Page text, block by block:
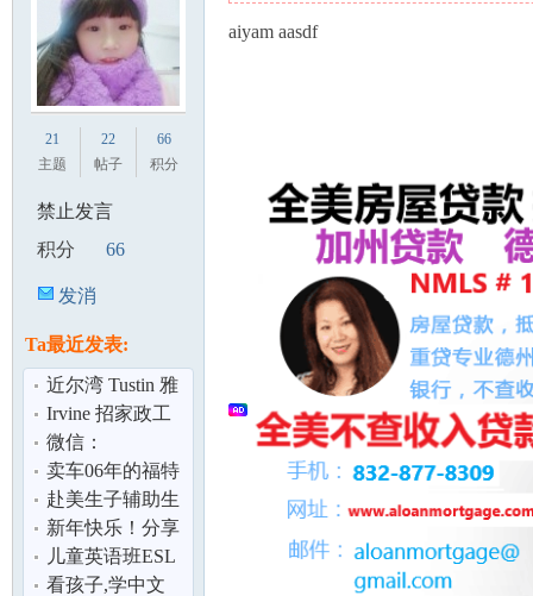
论
21
主题
22
帖子
66
积分
禁止发言
积分
66
发消
Ta最近发表:
近尔湾 Tustin 雅
房出租 包水电网
Irvine 招家政工
微信：
naviusbaby 尔湾
Walnut一站式服
务月
卖车06年的福特
福克斯,银
色,98000迈,卖
4500
赴美生子辅助生
育聘请独立医疗
翻译的好处
新年快乐！分享
这张照片给那些
说他们不是猫
儿童英语班ESL
看孩子,学中文
aiyam aasdf